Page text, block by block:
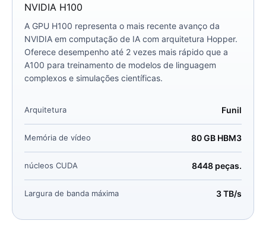
NVIDIA H100
A GPU H100 representa o mais recente avanço da
NVIDIA em computação de IA com arquitetura Hopper.
Oferece desempenho até 2 vezes mais rápido que a
A100 para treinamento de modelos de linguagem
complexos e simulações científicas.
Arquitetura Funil
Memória de vídeo 80 GB HBM3
núcleos CUDA 8448 peças.
Largura de banda máxima 3 TB/s